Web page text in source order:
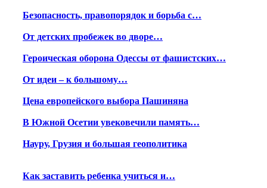
Безопасность, правопорядок и борьба с…
От детских пробежек во дворе…
Героическая оборона Одессы от фашистских…
От идеи – к большому…
Цена европейского выбора Пашиняна
В Южной Осетии увековечили память…
Науру, Грузия и большая геополитика
Как заставить ребенка учиться и…